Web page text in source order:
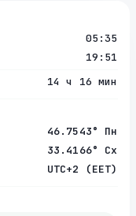
05:35
19:51
14 ч 16 мин
46.7543° Пн
33.4166° Сх
UTC+2 (EET)